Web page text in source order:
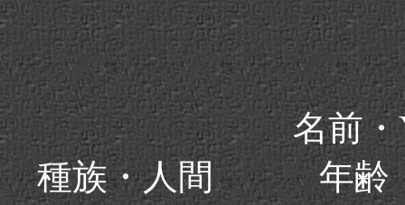
名前
種族・人間 年